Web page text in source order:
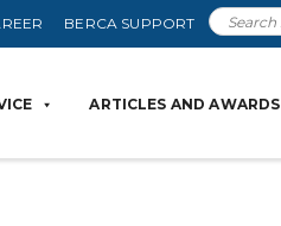
BERCA SUPPORT
ARTICLES AND AWARDS